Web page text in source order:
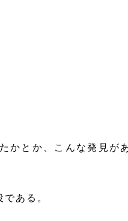
かとか、こんな発見が
ある。